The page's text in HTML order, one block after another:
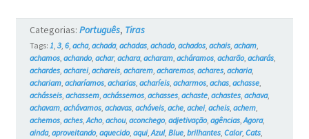
#1
Categorias: Português, Tiras
Tags: 1, 3, 6, acha, achada, achadas, achado, achados, achais, acham,
achamos, achando, achar, achara, acharam, acháramos, acharão, acharás,
achardes, acharei, achareis, acharem, acharemos, achares, acharia,
achariam, acharíamos, acharias, acharíeis, acharmos, achas, achasse,
achásseis, achassem, achássemos, achasses, achaste, achastes, achava,
achavam, achávamos, achavas, acháveis, ache, achei, acheis, achem,
achemos, aches,Acho, achou, aconchego, adjetivação, agências,Agora,
ainda, aproveitando, aquecido, aqui,Azul, Blue, brilhantes, Calor, Cats,